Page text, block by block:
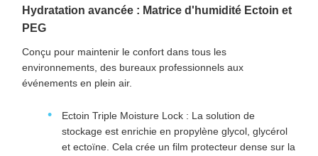
Hydratation avancée : Matrice d'humidité Ectoin et
PEG
Conçu pour maintenir le confort dans tous les
environnements, des bureaux professionnels aux
événements en plein air.
Ectoin Triple Moisture Lock : La solution de
stockage est enrichie en propylène glycol, glycérol
et ectoïne. Cela crée un film protecteur dense sur la